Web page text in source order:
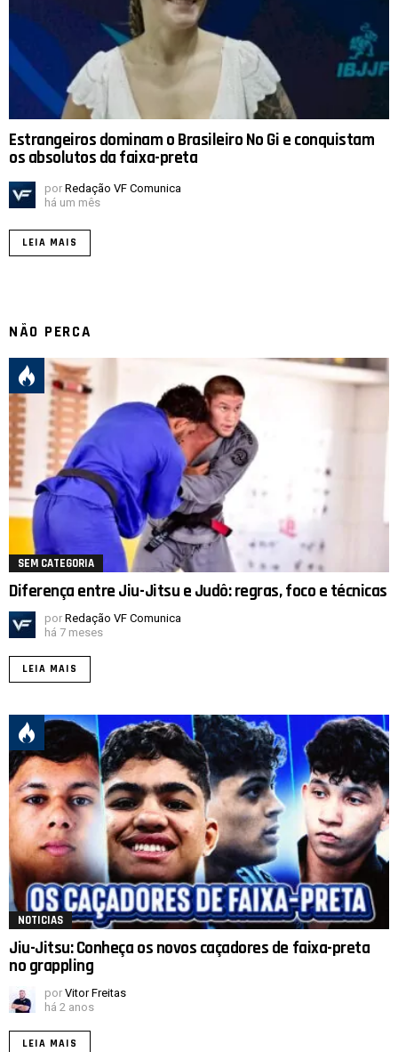
Estrangeiros dominam o Brasileiro No Gi e conquistam
os absolutos da faixa-preta
por Redação VF Comunica
há um mês
LEIA MAIS
NÃO PERCA
SEM CATEGORIA
Diferença entre Jiu-Jitsu e Judô: regras, foco e técnicas
por Redação VF Comunica
há 7 meses
LEIA MAIS
NOTICIAS
Jiu-Jitsu: Conheça os novos caçadores de faixa-preta
no grappling
por Vitor Freitas
há 2 anos
LEIA MAIS